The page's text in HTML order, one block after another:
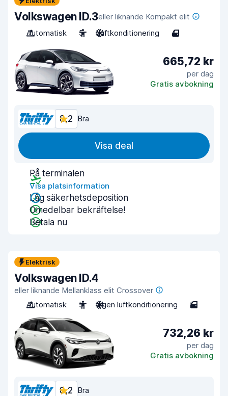
Volkswagen ID.3eller liknande Kompakt elit
Automatisk
5 Luftkonditionering 4
665,72 kr
per dag
Gratis avbokning
8,2 Bra
Visa deal
På terminalen
Visa platsinformation
Låg säkerhetsdeposition
Omedelbar bekräftelse!
Betala nu
Elektrisk
Volkswagen ID.4
eller liknande Mellanklass elit Crossover
Automatisk
5 Ingen luftkonditionering 5
732,26 kr
per dag
Gratis avbokning
8,2 Bra